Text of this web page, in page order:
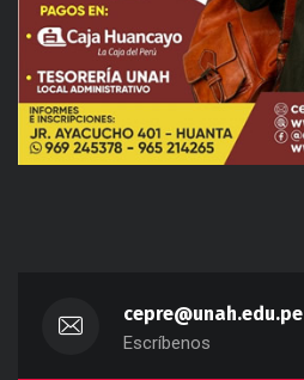
cepre@unah.edu.pe
Escríbenos